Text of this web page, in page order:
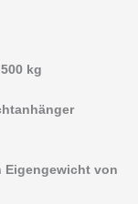
kg
Eigengewicht von